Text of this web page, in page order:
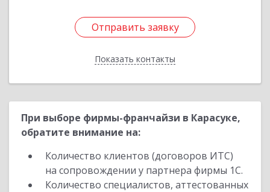
Отправить заявку
Показать контакты
Отправить заявку
Назад
При выборе фирмы-франчайзи в Карасуке,
обратите внимание на:
Количество клиентов (договоров ИТС)
на сопровождении у партнера фирмы 1С.
Количество специалистов, аттестованных